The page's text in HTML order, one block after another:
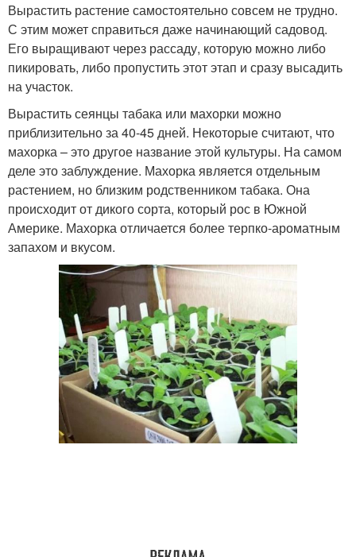
Вырастить растение самостоятельно совсем не трудно.
С этим может справиться даже начинающий садовод.
Его выращивают через рассаду, которую можно либо
пикировать, либо пропустить этот этап и сразу высадить
на участок.
Вырастить сеянцы табака или махорки можно
приблизительно за 40-45 дней. Некоторые считают, что
махорка – это другое название этой культуры. На самом
деле это заблуждение. Махорка является отдельным
растением, но близким родственником табака. Она
происходит от дикого сорта, который рос в Южной
Америке. Махорка отличается более терпко-ароматным
запахом и вкусом.